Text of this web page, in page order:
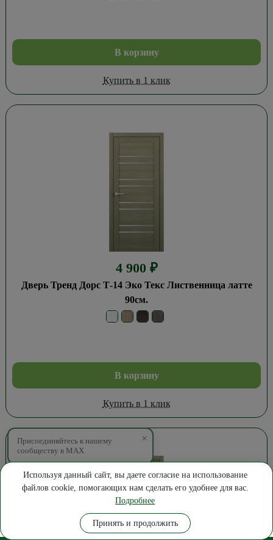
В корзину
Купить в 1 клик
4 900 ₽
Дверь Тренд Дорс Т-14 Эко Текс Лиственница латте
90см.
В корзину
Купить в 1 клик
×
Присоединяйтесь к нашему
сообществу в MAX
Замер Позвонить
Используя данный сайт, вы даете согласие на использование
файлов cookie, помогающих нам сделать его удобнее для вас.
Подробнее
Принять и продолжить